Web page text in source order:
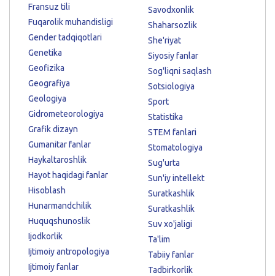
Fransuz tili
Fuqarolik muhandisligi
Gender tadqiqotlari
Genetika
Geofizika
Geografiya
Geologiya
Gidrometeorologiya
Grafik dizayn
Gumanitar fanlar
Haykaltaroshlik
Hayot haqidagi fanlar
Hisoblash
Hunarmandchilik
Huquqshunoslik
Ijodkorlik
Ijtimoiy antropologiya
Ijtimoiy fanlar
Savodxonlik
Shaharsozlik
She'riyat
Siyosiy fanlar
Sog'liqni saqlash
Sotsiologiya
Sport
Statistika
STEM fanlari
Stomatologiya
Sug'urta
Sun'iy intellekt
Suratkashlik
Suratkashlik
Suv xo'jaligi
Ta'lim
Tabiiy fanlar
Tadbirkorlik